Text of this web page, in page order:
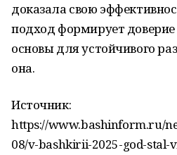
доказала свою
подход формирует
основы для устойчивого
она.
Источник:
https://www.bashinform.ru/
08/v-bashkirii-2025-god-stal-